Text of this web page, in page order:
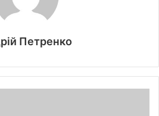
Петренко